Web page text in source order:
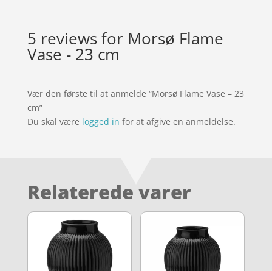
5 reviews for Morsø Flame
Vase - 23 cm
Vær den første til at anmelde “Morsø Flame Vase – 23
cm”
Du skal være logged in for at afgive en anmeldelse.
Relaterede varer